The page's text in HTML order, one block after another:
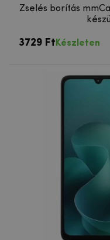
Zselés borítás
3729 Ft Készleten